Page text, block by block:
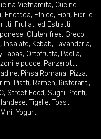
Vietnamita, Cucine
, Enoteca, Etnico, Fiori, Fiori e
, Frullati ed Estratti,
, Gluten free, Greco,
, Insalate, Kebab, Lavanderia,
Tapas, Ortofrutta, Paella,
e pucce, Panzerotti,
, Pinsa Romana, Pizza,
Piatti, Ramen, Ristoranti,
, Street Food, Sughi Pronti,
, Tigelle, Toast,
Vini, Yogurt